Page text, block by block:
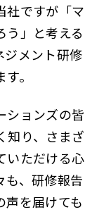
社ですが「マ
う」と考える
ジメント研修
。
ションズの皆
知り、さまざ
いただける心
も、研修報告
声を届けても